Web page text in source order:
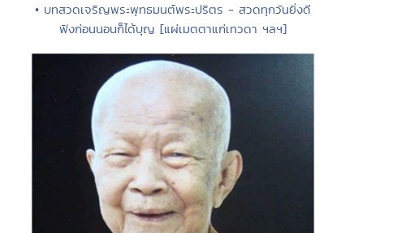
• บทสวดเจริญพระพุทธมนต์พระปริตร - สวดทุกวันยิ่งดี
ฟังก่อนนอนก็ได้บุญ [แผ่เมตตาแก่เทวดา ฯลฯ]